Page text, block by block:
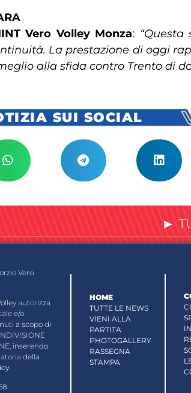
Vero Volley Monza:
La prestazione di oggi
alla sfida contro Trento di
SUI SOCIAL
►
Vero
autorizza
e/o
a scopo di
inserendo
della
.
HOME
TUTTE LE NEWS
VIENI ALLA
PARTITA
PHOTOGALLERY
RASSEGNA
STAMPA